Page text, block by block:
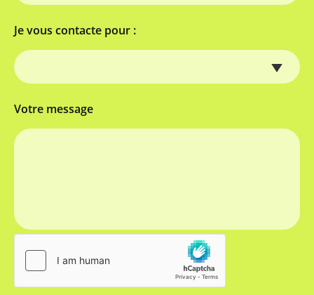
Je vous contacte pour :
Votre message